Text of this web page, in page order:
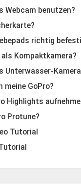
Webcam benutzen?
richtig
als Kompaktkamera?
Unterwasser-
meine GoPro?
Highlights
Protune?
Tutorial